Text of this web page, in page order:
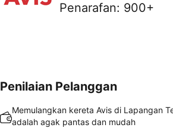
Penarafan: 900+
Penilaian Pelanggan
Memulangkan kereta Avis di Lapangan
adalah agak pantas dan mudah